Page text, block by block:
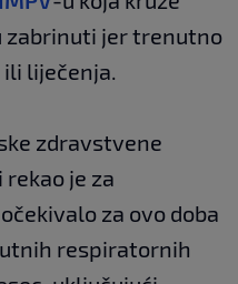
zabrinuti jer trenutno
liječenja.
zdravstvene
rekao je za
za ovo doba
respiratornih